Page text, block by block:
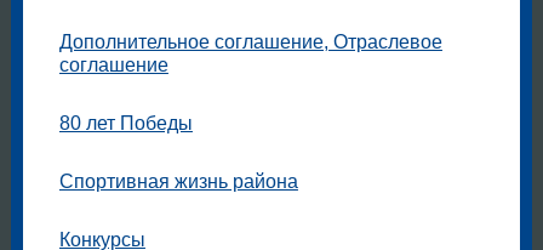
Дополнительное соглашение, Отраслевое
соглашение
80 лет Победы
Спортивная жизнь района
Конкурсы